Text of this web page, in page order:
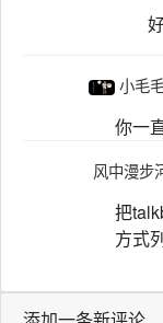
小毛
你一
风中漫步
把
方式